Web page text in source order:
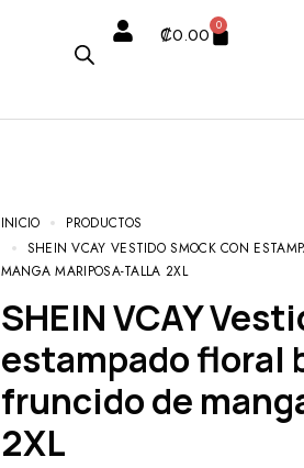
₡0.00 0
INICIO
PRODUCTOS
SHEIN VCAY VESTIDO SMOCK CON
MANGA MARIPOSA-TALLA 2XL
SHEIN VCAY Vestido smock con
estampado floral
fruncido de
2XL